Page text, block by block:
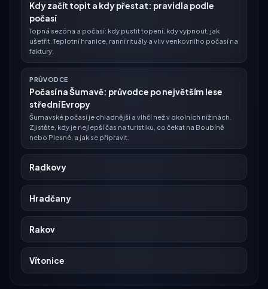
Kdy začít topit a kdy přestat: pravidla podle
počasí
Topná sezóna a počasí: kdy pustit topení, kdy vypnout, jak
ušetřit. Teplotní hranice, ranní rituály a vliv venkovního počasí na
faktury.
PRŮVODCE
Počasí na Šumavě: průvodce po největším lese
střední Evropy
Šumavské počasí je chladnější a vlhčí než v okolních nížinách.
Zjistěte, kdy je nejlepší čas na turistiku, co čekat na Boubíně
nebo Plesné, a jak se připravit.
Radkovy
Hradčany
Rakov
Vítonice